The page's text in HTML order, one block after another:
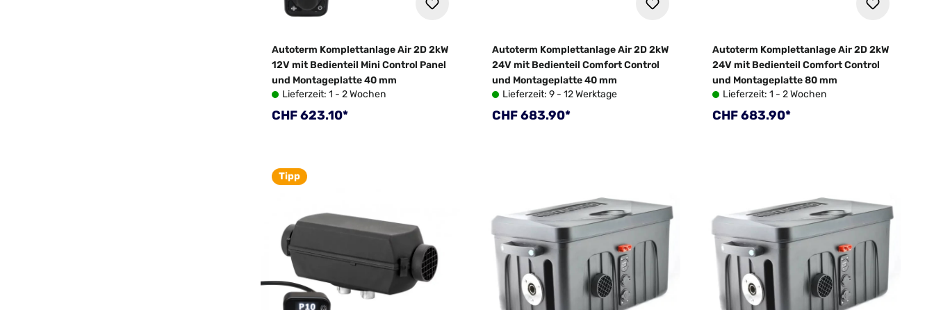
Autoterm Komplettanlage Air 2D 2kW
12V mit Bedienteil Mini Control Panel
und Montageplatte 40 mm
Lieferzeit: 1 - 2 Wochen
Regulärer Preis:
CHF 623.10*
Autoterm Komplettanlage Air 2D 2kW
24V mit Bedienteil Comfort Control
und Montageplatte 40 mm
Lieferzeit: 9 - 12 Werktage
Regulärer Preis:
CHF 683.90*
Autoterm Komplettanlage Air 2D 2kW
24V mit Bedienteil Comfort Control
und Montageplatte 80 mm
Lieferzeit: 1 - 2 Wochen
Regulärer Preis:
CHF 683.90*
Tipp